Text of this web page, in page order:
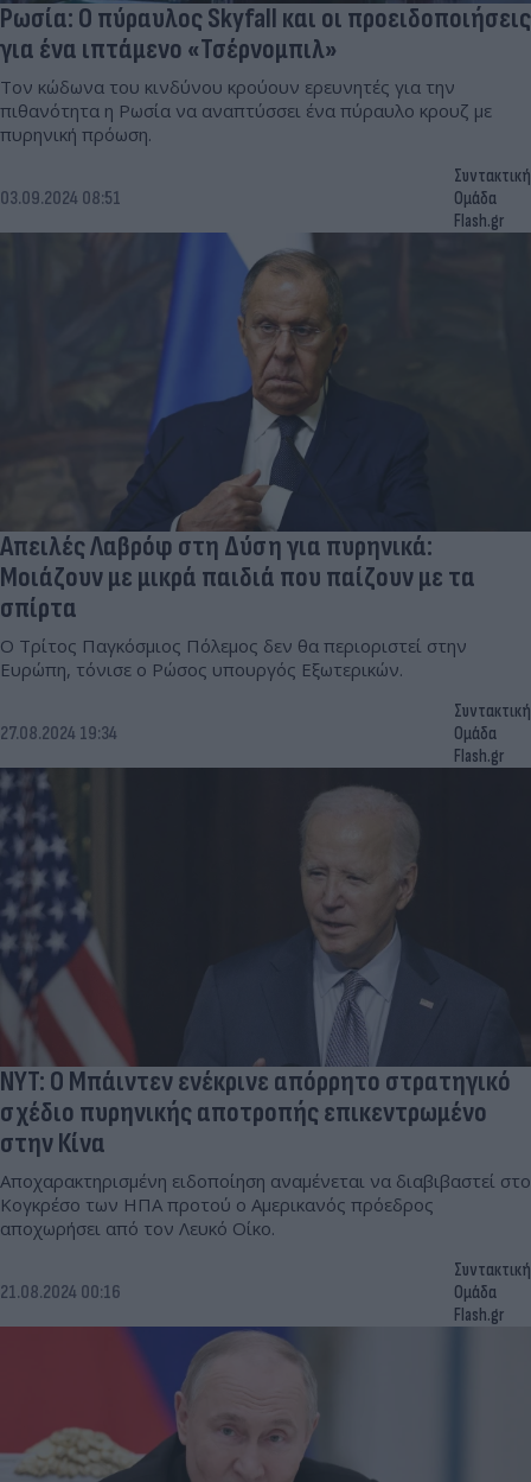
Ρωσία: Ο πύραυλος Skyfall και οι προειδοποιήσεις
για ένα ιπτάμενο «Τσέρνομπιλ»
Τον κώδωνα του κινδύνου κρούουν ερευνητές για την
πιθανότητα η Ρωσία να αναπτύσσει ένα πύραυλο κρουζ με
πυρηνική πρόωση.
03.09.2024 08:51
Συντακτική
Ομάδα
Flash.gr
Απειλές Λαβρόφ στη Δύση για πυρηνικά:
Μοιάζουν με μικρά παιδιά που παίζουν με τα
σπίρτα
Ο Τρίτος Παγκόσμιος Πόλεμος δεν θα περιοριστεί στην
Ευρώπη, τόνισε ο Ρώσος υπουργός Εξωτερικών.
27.08.2024 19:34
Συντακτική
Ομάδα
Flash.gr
NYT: Ο Μπάιντεν ενέκρινε απόρρητο στρατηγικό
σχέδιο πυρηνικής αποτροπής επικεντρωμένο
στην Κίνα
Αποχαρακτηρισμένη ειδοποίηση αναμένεται να διαβιβαστεί στο
Κογκρέσο των ΗΠΑ προτού ο Αμερικανός πρόεδρος
αποχωρήσει από τον Λευκό Οίκο.
21.08.2024 00:16
Συντακτική
Ομάδα
Flash.gr